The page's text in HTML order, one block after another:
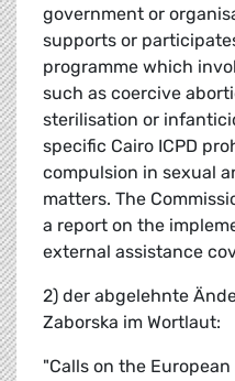
government or
supports or
programme which
such as coercive
sterilisation or
specific Cairo ICPD
compulsion in sexual
matters. The
a report on the
external assistance
2) der abgelehnte
Zaborska im Wortlaut:
"Calls on the